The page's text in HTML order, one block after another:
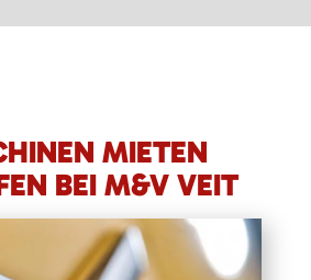
MIETEN
BEI M&V VEIT